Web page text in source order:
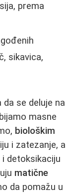
prema
sikavica,
se deluje na
masne
biološkim
i zatezanje, a
detoksikaciju
matične
da pomažu u